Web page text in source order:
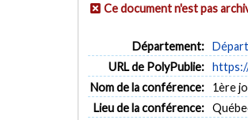
Ce document n'est pas
Département:
URL de PolyPublie:
Nom de la conférence:
1ère
Lieu de la conférence: